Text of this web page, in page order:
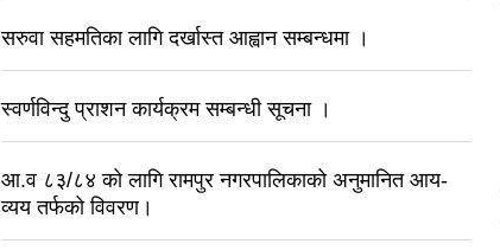
सरुवा सहमतिका लागि दर्खास्त आह्वान सम्बन्धमा ।
स्वर्णविन्दु प्राशन कार्यक्रम सम्बन्धी सूचना ।
आ.व ८३/८‍४ को लागि रामपुर नगरपालिकाको अनुमानित आय-
व्यय तर्फको विवरण।